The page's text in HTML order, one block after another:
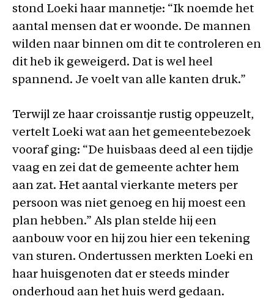
stond Loeki haar mannetje: “Ik noemde het
aantal mensen dat er woonde. De mannen
wilden naar binnen om dit te controleren en
dit heb ik geweigerd. Dat is wel heel
spannend. Je voelt van alle kanten druk.”
Terwijl ze haar croissantje rustig oppeuzelt,
vertelt Loeki wat aan het gemeentebezoek
vooraf ging: “De huisbaas deed al een tijdje
vaag en zei dat de gemeente achter hem
aan zat. Het aantal vierkante meters per
persoon was niet genoeg en hij moest een
plan hebben.” Als plan stelde hij een
aanbouw voor en hij zou hier een tekening
van sturen. Ondertussen merkten Loeki en
haar huisgenoten dat er steeds minder
onderhoud aan het huis werd gedaan.